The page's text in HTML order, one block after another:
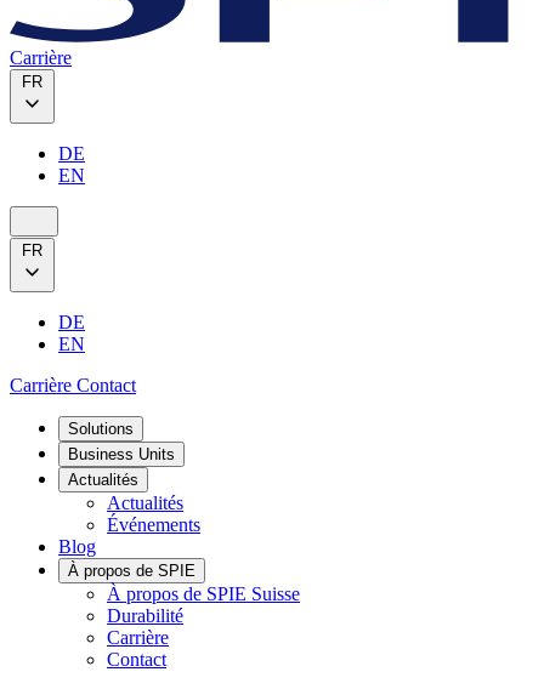
Carrière
FR
DE
EN
FR
DE
EN
Carrière Contact
Solutions
Business Units
Actualités
Actualités
Événements
Blog
À propos de SPIE
À propos de SPIE Suisse
Durabilité
Carrière
Contact